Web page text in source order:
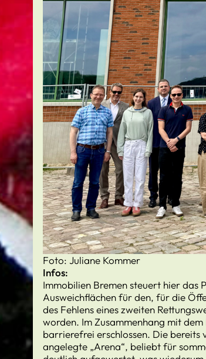
Foto: Juliane Kommer
Infos:
Immobilien Bremen steuert hier das
Ausweichflächen für den, für die
des Fehlens eines zweiten
worden. Im Zusammenhang mit
barrierefrei erschlossen. Die
angelegte „Arena“, beliebt für